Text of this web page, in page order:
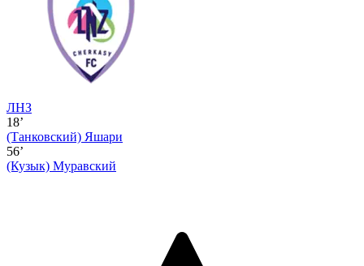
ЛНЗ
18’
(Танковский) Яшари
56’
(Кузык) Муравский